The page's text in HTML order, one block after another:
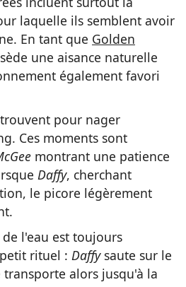
laquelle ils semblent avoir
En tant que Golden
une aisance naturelle
également favori
pour nager
Ces moments sont
montrant une patience
Daffy, cherchant
le picore légèrement
l'eau est toujours
rituel : Daffy saute sur le
transporte alors jusqu'à la